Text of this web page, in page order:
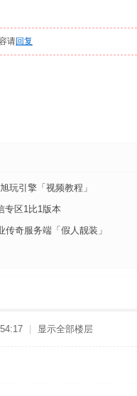
请回复
玩引擎「视频教程」
专区1比1版本
奇服务端「假人靓装」
显示全部楼层